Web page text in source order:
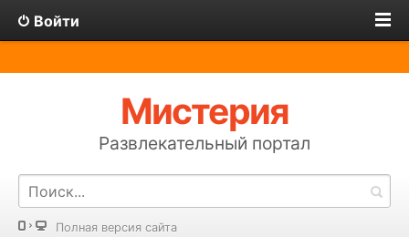
Войти
Мистерия
Развлекательный портал
Полная версия сайта